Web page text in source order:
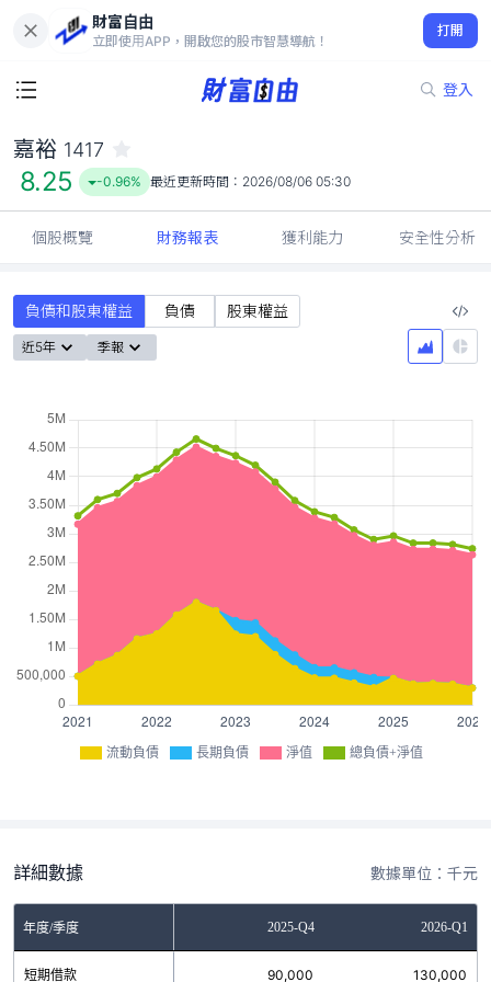
財富自由
立即使用APP，開啟您的股市智慧導航！
打開
登入
8.25
-0.96%
嘉裕 1417
8.25 -0.96% 最近更新時間： 2026/08/06 05:30
個股概覽 財務報表 獲利能力 安全性分析
負債和股東權益 負債 股東權益
近5年 季報
流動負債 長期負債 淨值 總負債+淨值
詳細數據 數據單位：千元
年度/季度 2025-Q4 2026-Q1
短期借款 90,000 130,000